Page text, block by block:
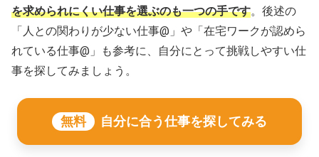
を求められにくい仕事を選ぶのも一つの手です。後述の
「人との関わりが少ない仕事@」や「在宅ワークが認めら
れている仕事@」も参考に、自分にとって挑戦しやすい仕
事を探してみましょう。
無料 自分に合う仕事を探してみる